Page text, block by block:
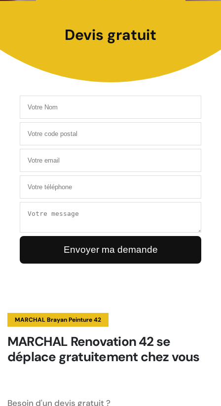
Devis gratuit
MARCHAL Brayan Peinture 42
MARCHAL Renovation 42 se
déplace gratuitement chez vous
Besoin d'un devis gratuit ?